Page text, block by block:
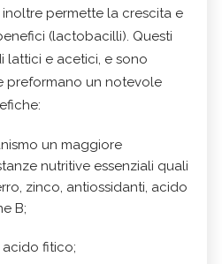
permette la crescita e
(lactobacilli). Questi
e acetici, e sono
preformano un notevole
un maggiore
nutritive essenziali quali
zinco, antiossidanti, acido
B;
fitico;